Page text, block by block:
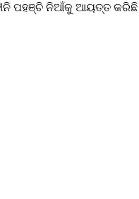
ପହଞ୍ଚି ନିଆଁକୁ ଆୟତ୍ତ କରିଛି